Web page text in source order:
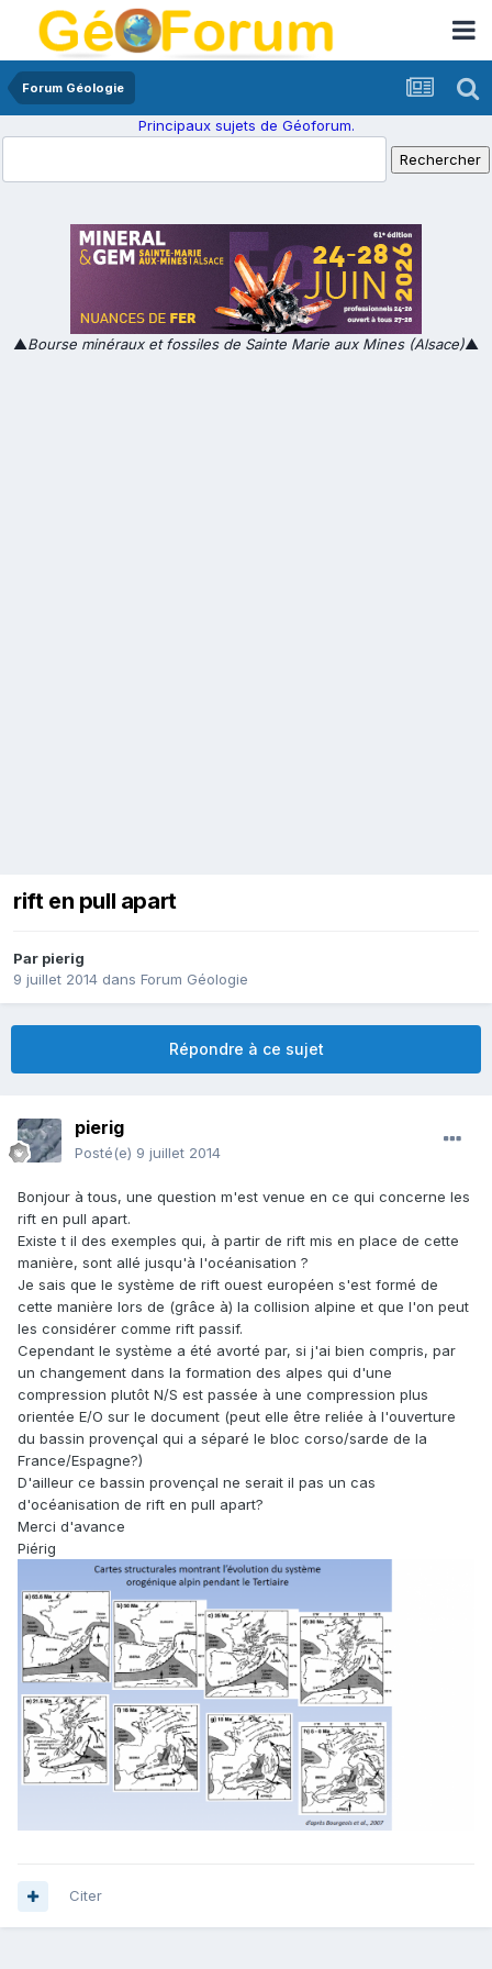
Forum Géologie
Principaux sujets de Géoforum.
▲Bourse minéraux et fossiles de Sainte Marie aux Mines (Alsace)▲
rift en pull apart
Par pierig
9 juillet 2014 dans Forum Géologie
Répondre à ce sujet
pierig
Posté(e) 9 juillet 2014
Bonjour à tous, une question m'est venue en ce qui concerne les
rift en pull apart.
Existe t il des exemples qui, à partir de rift mis en place de cette
manière, sont allé jusqu'à l'océanisation ?
Je sais que le système de rift ouest européen s'est formé de
cette manière lors de (grâce à) la collision alpine et que l'on peut
les considérer comme rift passif.
Cependant le système a été avorté par, si j'ai bien compris, par
un changement dans la formation des alpes qui d'une
compression plutôt N/S est passée à une compression plus
orientée E/O sur le document (peut elle être reliée à l'ouverture
du bassin provençal qui a séparé le bloc corso/sarde de la
France/Espagne?)
D'ailleur ce bassin provençal ne serait il pas un cas
d'océanisation de rift en pull apart?
Merci d'avance
Piérig
Citer